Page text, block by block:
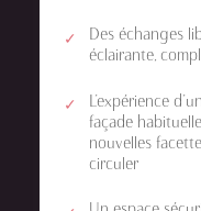
Des échanges
éclairante,
L’expérience
façade
nouvelles
circuler